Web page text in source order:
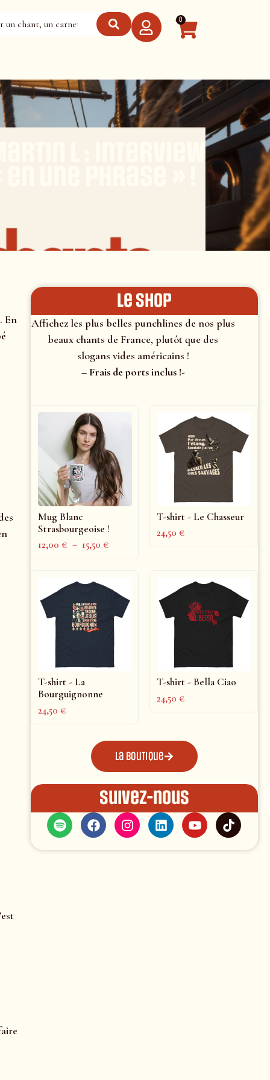
0
L : interview
En
le shop
Affichez les plus belles punchlines de nos plus
beaux chants de France, plutôt que des
slogans vides américains !
– Frais de ports inclus !-
Mug Blanc
Strasbourgeoise !
12,00 € – 15,50 €
T-shirt - Le Chasseur
24,50€
T-shirt - La
Bourguignonne
24,50 €
T-shirt - Bella Ciao
24,50€
La boutique
Suivez-nous